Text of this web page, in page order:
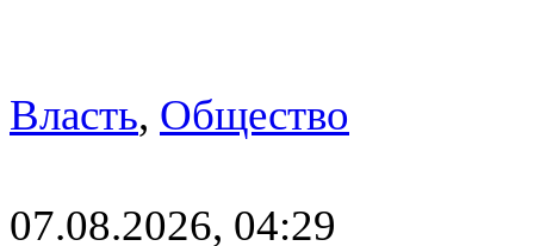
Власть, Общество
07.08.2026, 04:29